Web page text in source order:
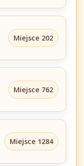
Miejsce 202
Miejsce 762
Miejsce 1284